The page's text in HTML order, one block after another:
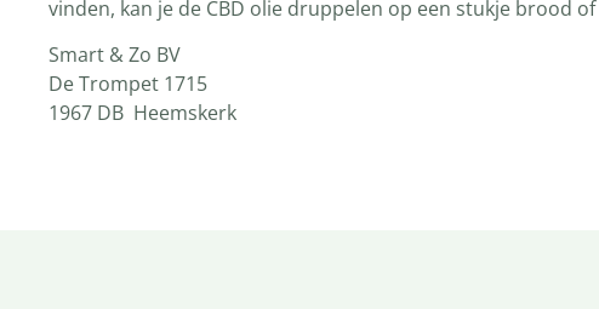
vinden, kan je de CBD olie druppelen op een stukje brood
Smart & Zo BV
De Trompet 1715
1967 DB Heemskerk